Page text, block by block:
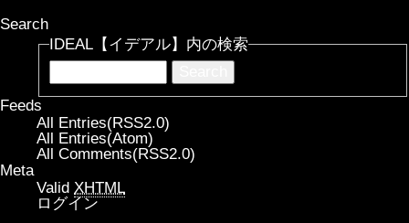
Search
IDEAL【イデアル】内の検索
Feeds
All Entries(RSS2.0)
All Entries(Atom)
All Comments(RSS2.0)
Meta
Valid XHTML
ログイン